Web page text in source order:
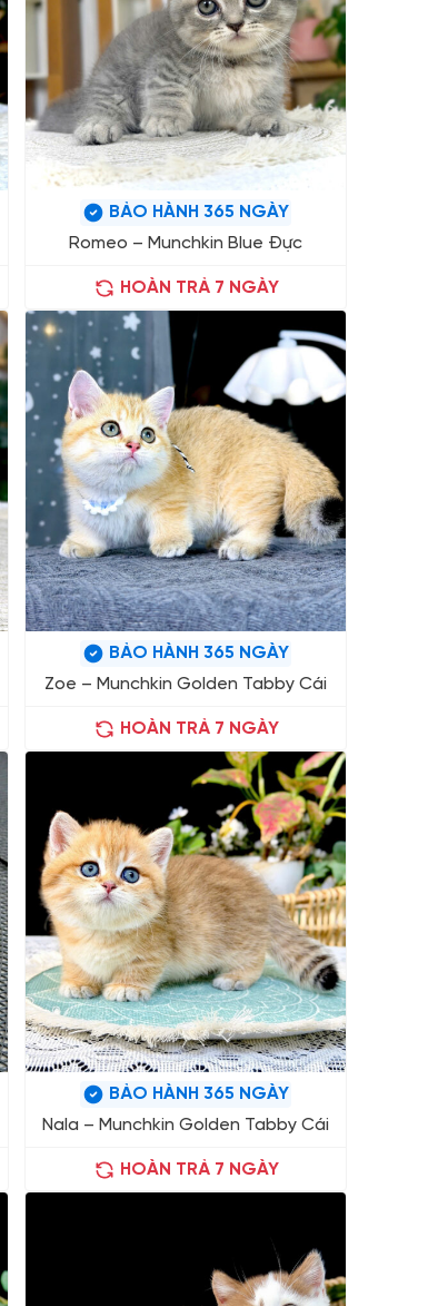
BẢO HÀNH 365 NGÀY
Romeo – Munchkin Blue Đực
HOÀN TRẢ 7 NGÀY
BẢO HÀNH 365 NGÀY
Zoe – Munchkin Golden Tabby Cái
HOÀN TRẢ 7 NGÀY
BẢO HÀNH 365 NGÀY
Nala – Munchkin Golden Tabby Cái
HOÀN TRẢ 7 NGÀY